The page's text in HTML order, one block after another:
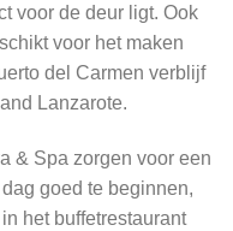
voor de deur ligt. Ook
voor het maken
del Carmen verblijf
Lanzarote.
& Spa zorgen voor een
goed te beginnen,
het buffetrestaurant